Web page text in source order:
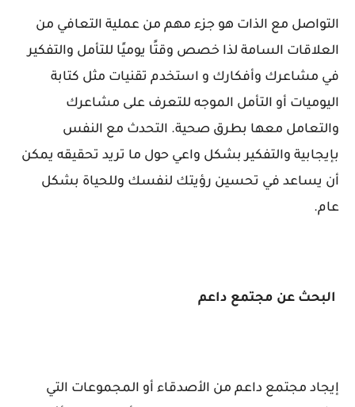
التواصل مع الذات هو جزء مهم من عملية التعافي من
العلاقات السامة لذا خصص وقتًا يوميًا للتأمل والتفكير
في مشاعرك وأفكارك و استخدم تقنيات مثل كتابة
اليوميات أو التأمل الموجه للتعرف على مشاعرك
والتعامل معها بطرق صحية. التحدث مع النفس
بإيجابية والتفكير بشكل واعي حول ما تريد تحقيقه يمكن
أن يساعد في تحسين رؤيتك لنفسك وللحياة بشكل
عام.
البحث عن مجتمع داعم
إيجاد مجتمع داعم من الأصدقاء أو المجموعات التي